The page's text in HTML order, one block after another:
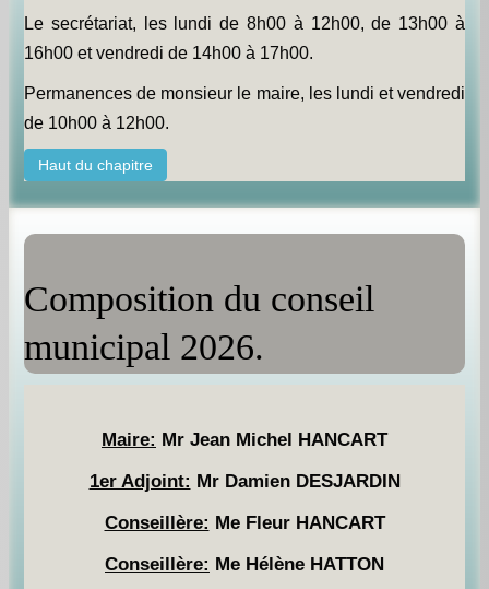
Le secrétariat, les lundi de 8h00 à 12h00, de 13h00 à
16h00 et vendredi de 14h00 à 17h00.
Permanences de monsieur le maire, les lundi et vendredi
de 10h00 à 12h00.
Haut du chapitre
Composition du conseil
municipal 2026.
Maire: Mr Jean Michel HANCART
1er Adjoint: Mr Damien DESJARDIN
Conseillère: Me Fleur HANCART
Conseillère: Me Hélène HATTON